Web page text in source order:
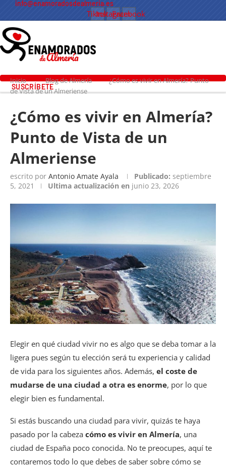
info@enamoradosdealmeria.es
Tiktok
Instagram
Facebook
SUSCRÍBETE
Inicio Blog de Almería
¿Cómo es vivir en Almería? Punto
de Vista de un Almeriense
¿Cómo es vivir en Almería?
Punto de Vista de un
Almeriense
escrito por Antonio Amate Ayala Publicado: septiembre
5, 2021
Ultima actualización en junio 23, 2026
Elegir en qué ciudad vivir no es algo que se deba tomar a la
ligera pues según tu elección será tu experiencia y calidad
de vida para los siguientes años. Además, el coste de
mudarse de una ciudad a otra es enorme, por lo que
elegir bien es fundamental.
Si estás buscando una ciudad para vivir, quizás te haya
pasado por la cabeza cómo es vivir en Almería, una
ciudad de España poco conocida. No te preocupes, aquí te
contaremos todo lo que debes de saber sobre cómo se